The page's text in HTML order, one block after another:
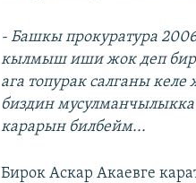
- Башкы прокуратура
кылмыш иши жок деп бир
ага топурак салганы
биздин
карарын билбейм...
Бирок Аскар Акаевге